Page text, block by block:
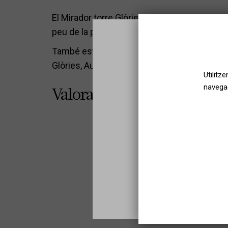
El Mirador torre Glòries està ubicat en ple
peu de la plaça de Catalunya.
També està molt ben connectat per
Glòries, Autobús: 7, H12, 192, V23 i X1, Tram:
Valoracions